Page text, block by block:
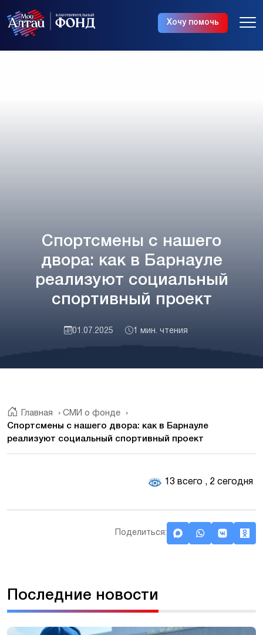
Хочу помочь
Спортсмены с нашего
двора: как в Барнауле
реализуют социальный
спортивный проект
01.07.2025 1 мин. чтения
Главная › СМИ о фонде
›
Спортсмены с нашего двора: как в Барнауле
реализуют социальный спортивный проект
13 всего , 2 сегодня
Поделиться:
Последние новости